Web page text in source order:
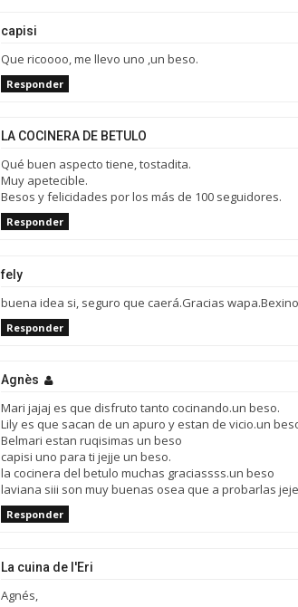
capisi
Que ricoooo, me llevo uno ,un beso.
Responder
LA COCINERA DE BETULO
Qué buen aspecto tiene, tostadita.
Muy apetecible.
Besos y felicidades por los más de 100 seguidores.
Responder
fely
buena idea si, seguro que caerá.Gracias
Responder
Agnès
Mari jajaj es que disfruto tanto cocinando.un beso.
Lily es que sacan de un apuro y estan de vicio.un
Belmari estan ruqisimas un beso
capisi uno para ti jejje un beso.
la cocinera del betulo muchas graciassss.un beso
laviana siii son muy buenas osea que a probarlas
Responder
La cuina de l'Eri
Agnés,